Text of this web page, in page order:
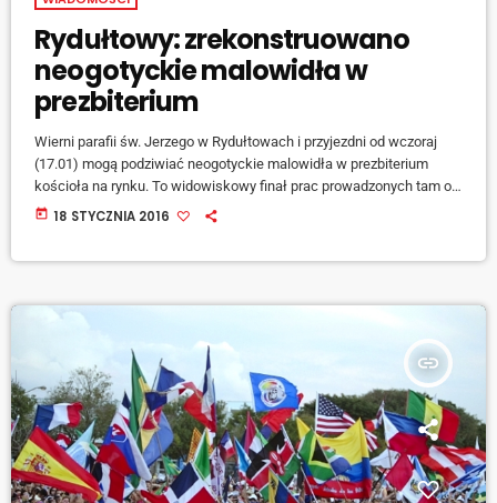
Rydułtowy: zrekonstruowano
neogotyckie malowidła w
prezbiterium
Wierni parafii św. Jerzego w Rydułtowach i przyjezdni od wczoraj
(17.01) mogą podziwiać neogotyckie malowidła w prezbiterium
kościoła na rynku. To widowiskowy finał prac prowadzonych tam od
końca czerwca. Działanie koordynowane było przez konserwatora
mnichów. Precyzyjne, pędzelkiem odtwarzano po […]
today 18 STYCZNIA 2016
insert_link